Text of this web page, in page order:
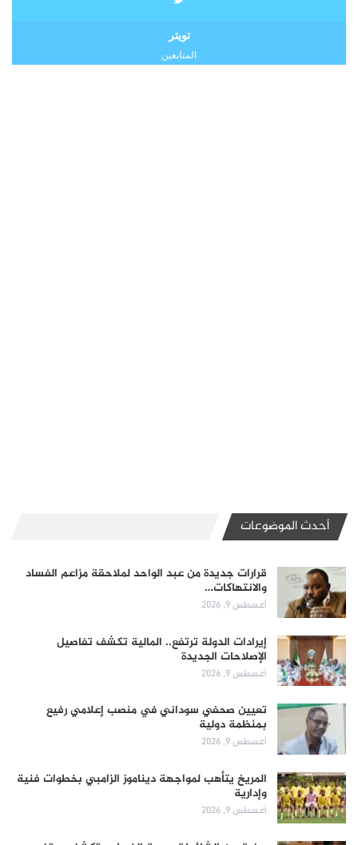
تويتر
المتابعين
أحدث الموضوعات
قرارات جديدة من عبد الواحد لملاحقة مزاعم الفساد
والانتهاكات…
أغسطس 9, 2026
إيرادات الدولة ترتفع.. المالية تكشف تفاصيل
الإصلاحات الجديدة
أغسطس 9, 2026
تعيين صحفي سوداني في منصب إعلامي رفيع
بمنظمة دولية
أغسطس 9, 2026
المريخ يتأهب لمواجهة ديناموز الزامبي بخطوات فنية
وإدارية
أغسطس 9, 2026